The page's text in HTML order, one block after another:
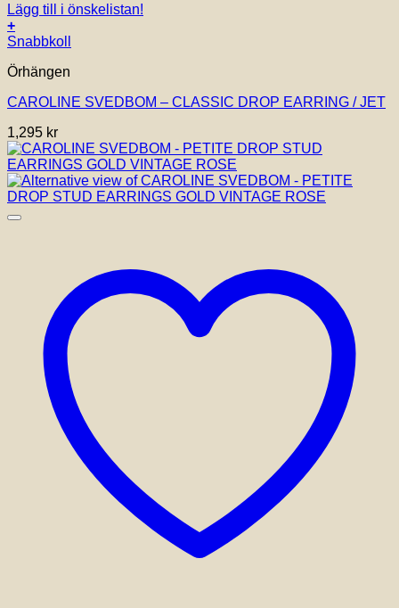
Lägg till i önskelistan!
+
Snabbkoll
Örhängen
CAROLINE SVEDBOM – CLASSIC DROP EARRING / JET
1,295 kr